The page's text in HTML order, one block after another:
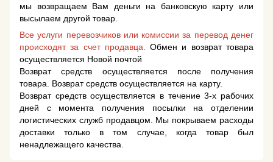
мы возвращаем Вам деньги на банковскую карту или
высылаем другой товар.
Все услуги перевозчиков или комиссии за перевод денег
происходят за счет продавца.Обмен и возврат товара
осуществляется Новой почтой
Возврат средств осуществляется после получения
товара. Возврат средств осуществляется на карту.
Возврат средств осуществляется в течение 3-х рабочих
дней с момента получения посылки на отделении
логистических служб продавцом. Мы покрываем расходы
доставки только в том случае, когда товар был
ненадлежащего качества.